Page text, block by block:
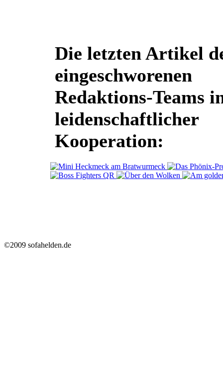
Die letzten Artikel
eingeschworenen
Redaktions-Teams
leidenschaftlicher
Kooperation:
©2009 sofahelden.de